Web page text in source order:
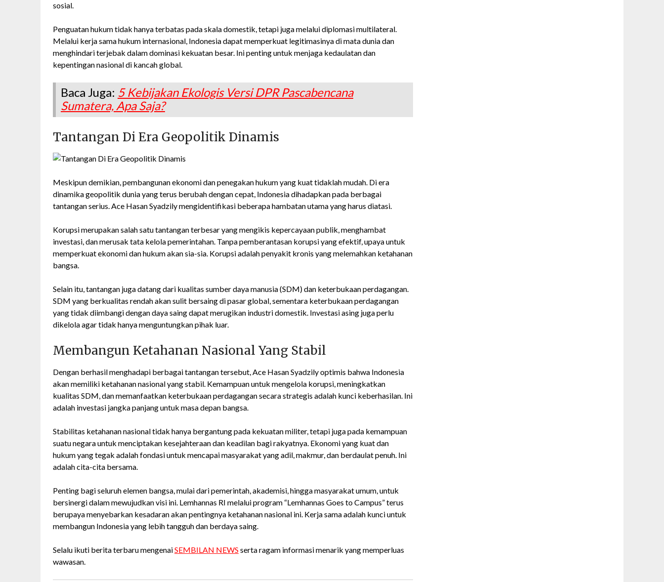
sosial.
Penguatan hukum tidak hanya terbatas pada skala domestik, tetapi juga melalui diplomasi multilateral.
Melalui kerja sama hukum internasional, Indonesia dapat memperkuat legitimasinya di mata dunia dan
menghindari terjebak dalam dominasi kekuatan besar. Ini penting untuk menjaga kedaulatan dan
kepentingan nasional di kancah global.
Baca Juga: 5 Kebijakan Ekologis Versi DPR Pascabencana
Sumatera, Apa Saja?
Tantangan Di Era Geopolitik Dinamis
Meskipun demikian, pembangunan ekonomi dan penegakan hukum yang kuat tidaklah mudah. Di era
dinamika geopolitik dunia yang terus berubah dengan cepat, Indonesia dihadapkan pada berbagai
tantangan serius. Ace Hasan Syadzily mengidentifikasi beberapa hambatan utama yang harus diatasi.
Korupsi merupakan salah satu tantangan terbesar yang mengikis kepercayaan publik, menghambat
investasi, dan merusak tata kelola pemerintahan. Tanpa pemberantasan korupsi yang efektif, upaya untuk
memperkuat ekonomi dan hukum akan sia-sia. Korupsi adalah penyakit kronis yang melemahkan ketahanan
bangsa.
Selain itu, tantangan juga datang dari kualitas sumber daya manusia (SDM) dan keterbukaan perdagangan.
SDM yang berkualitas rendah akan sulit bersaing di pasar global, sementara keterbukaan perdagangan
yang tidak diimbangi dengan daya saing dapat merugikan industri domestik. Investasi asing juga perlu
dikelola agar tidak hanya menguntungkan pihak luar.
Membangun Ketahanan Nasional Yang Stabil
Dengan berhasil menghadapi berbagai tantangan tersebut, Ace Hasan Syadzily optimis bahwa Indonesia
akan memiliki ketahanan nasional yang stabil. Kemampuan untuk mengelola korupsi, meningkatkan
kualitas SDM, dan memanfaatkan keterbukaan perdagangan secara strategis adalah kunci keberhasilan. Ini
adalah investasi jangka panjang untuk masa depan bangsa.
Stabilitas ketahanan nasional tidak hanya bergantung pada kekuatan militer, tetapi juga pada kemampuan
suatu negara untuk menciptakan kesejahteraan dan keadilan bagi rakyatnya. Ekonomi yang kuat dan
hukum yang tegak adalah fondasi untuk mencapai masyarakat yang adil, makmur, dan berdaulat penuh. Ini
adalah cita-cita bersama.
Penting bagi seluruh elemen bangsa, mulai dari pemerintah, akademisi, hingga masyarakat umum, untuk
bersinergi dalam mewujudkan visi ini. Lemhannas RI melalui program “Lemhannas Goes to Campus” terus
berupaya menyebarkan kesadaran akan pentingnya ketahanan nasional ini. Kerja sama adalah kunci untuk
membangun Indonesia yang lebih tangguh dan berdaya saing.
Selalu ikuti berita terbaru mengenaiSEMBILAN NEWS serta ragam informasi menarik yang memperluas
wawasan.